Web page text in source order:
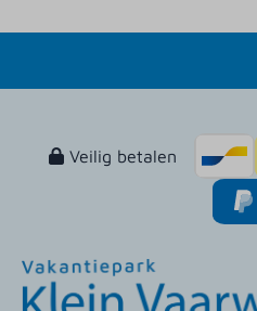
Veilig betalen